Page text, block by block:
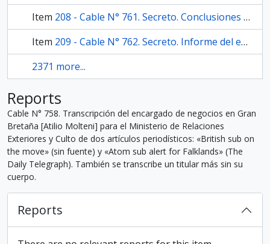
Item 208 - Cable N° 761. Secreto. Conclusiones del encargado de negocios en Gran Bretaña [Atilio Molteni] al Ministerio de Relaciones Exteriores y Culto sobre el tratamiento de la prensa británica a la cuestión de Georgias del Sur y Malvinas.
Item 209 - Cable N° 762. Secreto. Informe del encargado de negocios en Gran Bretaña [Atilio Molteni] al Ministerio de Relaciones Exteriores y Culto sobre distintas noticias en la prensa británica relacionadas a la flota y a sumergibles.
2371 more...
Reports
Cable N° 758. Transcripción del encargado de negocios en Gran
Bretaña [Atilio Molteni] para el Ministerio de Relaciones
Exteriores y Culto de dos artículos periodísticos: «British sub on
the move» (sin fuente) y «Atom sub alert for Falklands» (The
Daily Telegraph). También se transcribe un titular más sin su
cuerpo.
Reports